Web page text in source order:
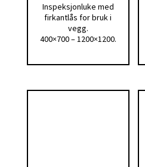
Inspeksjonluke med
firkantlås for bruk i
vegg.
400×700 – 1200×1200.